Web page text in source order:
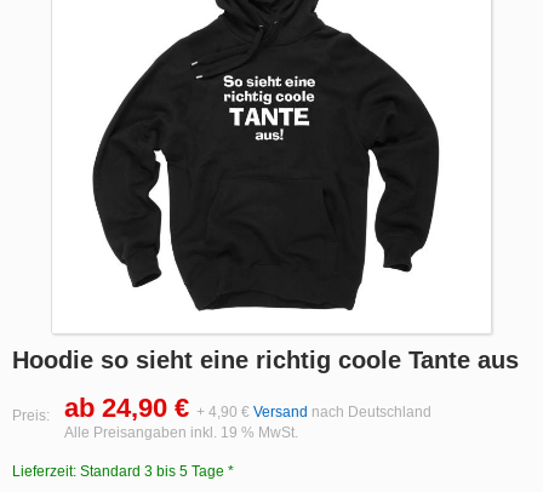
Hoodie so sieht eine richtig coole Tante aus
Preis: ab 24,90 € + 4,90 € Versand nach Deutschland
Alle Preisangaben inkl. 19 % MwSt.
Lieferzeit: Standard 3 bis 5 Tage *